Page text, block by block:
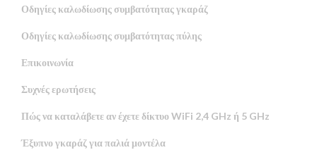
Οδηγίες καλωδίωσης συμβατότητας γκαράζ
Οδηγίες καλωδίωσης συμβατότητας πύλης
Επικοινωνία
Συχνές ερωτήσεις
Πώς να καταλάβετε αν έχετε δίκτυο WiFi 2,4 GHz ή 5 GHz
Έξυπνο γκαράζ για παλιά μοντέλα